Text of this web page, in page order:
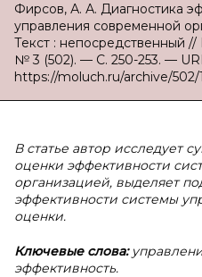
Фирсов, А. А. Диагностика
управления современной
Текст : непосредственный
№ 3 (502). — С. 250-253. —
https://moluch.ru/archive/502/
В статье автор исследует
оценки эффективности
организацией, выделяет
эффективности системы
оценки.
Ключевые слова:
эффективность.